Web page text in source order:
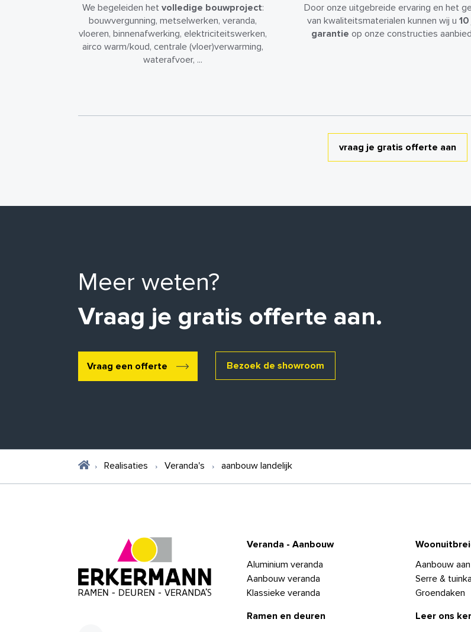
We begeleiden het volledige bouwproject:
bouwvergunning, metselwerken, veranda,
vloeren, binnenafwerking, elektriciteitswerken,
airco warm/koud, centrale (vloer)verwarming,
waterafvoer, ...
Door onze uitgebreide ervaring en het
van kwaliteitsmaterialen kunnen wij u
garantie op onze constructies
vraag je gratis offerte aan
Meer weten?
Vraag je gratis offerte aan.
Vraag een offerte Bezoek de showroom
Realisaties Veranda's aanbouw landelijk
Veranda - Aanbouw
Aluminium veranda
Aanbouw veranda
Klassieke veranda
Ramen en deuren
Aanbouw
Serre &
Groendaken
Leer ons